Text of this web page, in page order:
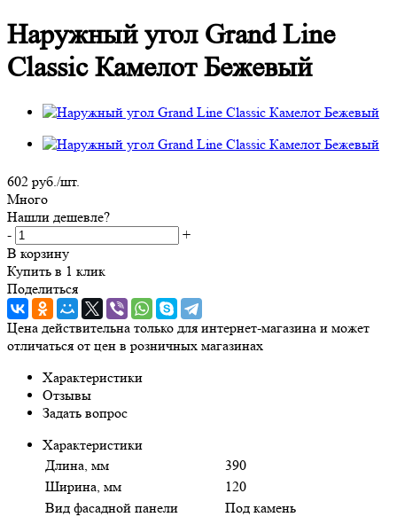
Наружный угол Grand Line
Classic Камелот Бежевый
602 руб./шт.
Много
Нашли дешевле?
-
+
В корзину
Купить в 1 клик
Поделиться
Цена действительна только для интернет-магазина и может
отличаться от цен в розничных магазинах
Характеристики
Отзывы
Задать вопрос
Характеристики
Длина, мм
390
Ширина, мм
120
Вид фасадной панели
Под камень